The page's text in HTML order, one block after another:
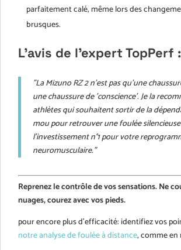
parfaitement calé, même lors des
brusques.
L’avis de l’expert TopPerf :
"La Mizuno RZ 2 n'est pas qu'une
une chaussure de 'conscience'. Je la
athlètes qui souhaitent sortir de la
mou pour retrouver une foulée silencieuse
l’investissement n°1 pour votre
neuromusculaire."
Reprenez le contrôle de vos sensations. Ne
nuages, courez avec vos pieds.
pour encore plus d'efficacité: identifiez vos
notre analyse de foulée à distance, comme en